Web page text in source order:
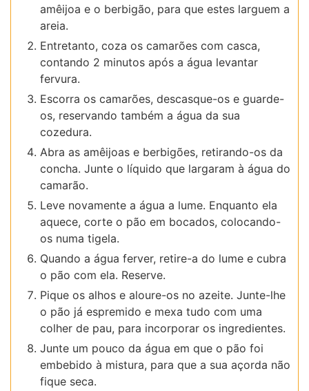
amêijoa e o berbigão, para que estes larguem a
areia.
Entretanto, coza os camarões com casca,
contando 2 minutos após a água levantar
fervura.
Escorra os camarões, descasque-os e guarde-
os, reservando também a água da sua
cozedura.
Abra as amêijoas e berbigões, retirando-os da
concha. Junte o líquido que largaram à água do
camarão.
Leve novamente a água a lume. Enquanto ela
aquece, corte o pão em bocados, colocando-
os numa tigela.
Quando a água ferver, retire-a do lume e cubra
o pão com ela. Reserve.
Pique os alhos e aloure-os no azeite. Junte-lhe
o pão já espremido e mexa tudo com uma
colher de pau, para incorporar os ingredientes.
Junte um pouco da água em que o pão foi
embebido à mistura, para que a sua açorda não
fique seca.